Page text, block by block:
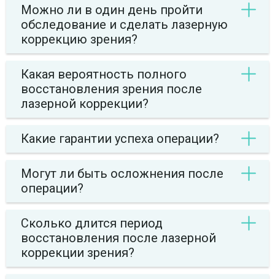
Можно ли в один день пройти
обследование и сделать лазерную
коррекцию зрения?
Какая вероятность полного
восстановления зрения после
лазерной коррекции?
Какие гарантии успеха операции?
Могут ли быть осложнения после
операции?
Сколько длится период
восстановления после лазерной
коррекции зрения?